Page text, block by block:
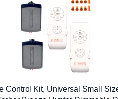
Control Kit, Universal Small